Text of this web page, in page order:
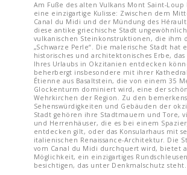
Am Fuße des alten Vulkans Mont Saint-
eine einzigartige Kulisse: Zwischen dem
Canal du Midi und der Mündung des
diese antike griechische Stadt
vulkanischen Steinkonstruktionen, die ihm
„Schwarze Perle“. Die malerische Stadt hat
historisches und architektonisches Erbe, das
Ihres Urlaubs in Okzitanien entdecken
beherbergt insbesondere mit ihrer
Étienne aus Basaltstein, die von einem 35
Glockenturm dominiert wird, eine der
Wehrkirchen der Region. Zu den
Sehenswürdigkeiten und Gebäuden der
Stadt gehören ihre Stadtmauern und Tore,
und Herrenhäuser, die es bei einem
entdecken gilt, oder das Konsularhaus mit
italienischen Renaissance-Architektur. Die
vom Canal du Midi durchquert wird, bietet
Möglichkeit, ein einzigartiges
besichtigen, das unter Denkmalschutz steht.